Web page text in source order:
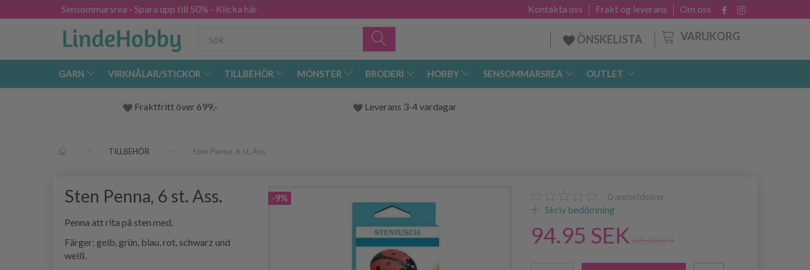
Sensommarsrea - Spara upp till 50% - Klicka här Om oss
Frakt og leverans
Kontakta oss
VARUKORG
ÖNSKELISTA
GARN VIRKNÅLAR/STICKOR TILLBEHÖR MÖNSTER BRODERI HOBBY SENSOMMARSREA OUTLET
Fraktfritt över 699,- Leverans 3-4 vardagar
TILLBEHÖR Sten Penna, 6 st. Ass.
Sten Penna, 6 st. Ass.
Penna att rita på sten med.
Färger: gelb, grün, blau, rot, schwarz und
weiß.
-9% 0 anmeldelser
Skriv bedömning
94.95 SEK 105.00 SEK